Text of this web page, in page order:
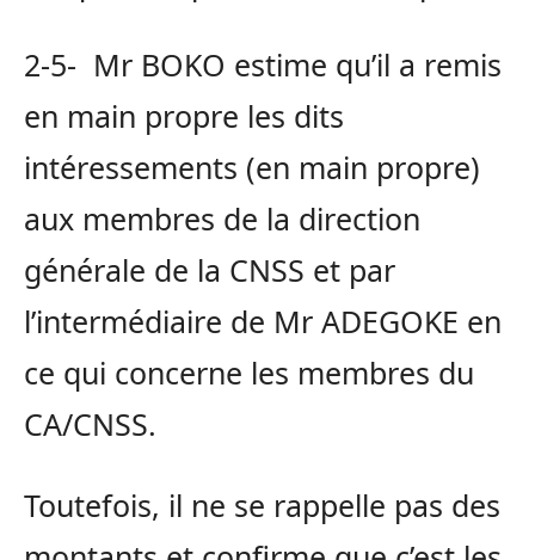
2-5- Mr BOKO estime qu’il a remis
en main propre les dits
intéressements (en main propre)
aux membres de la direction
générale de la CNSS et par
l’intermédiaire de Mr ADEGOKE en
ce qui concerne les membres du
CA/CNSS.
Toutefois, il ne se rappelle pas des